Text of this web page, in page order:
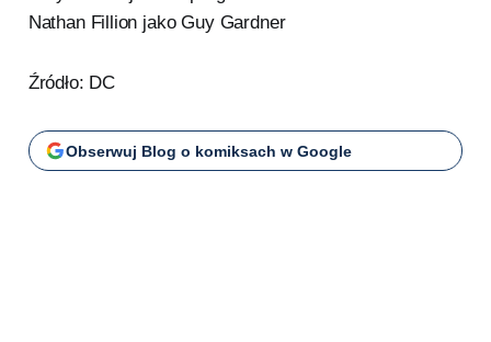
Nathan Fillion jako Guy Gardner
Źródło: DC
Obserwuj Blog o komiksach w Google